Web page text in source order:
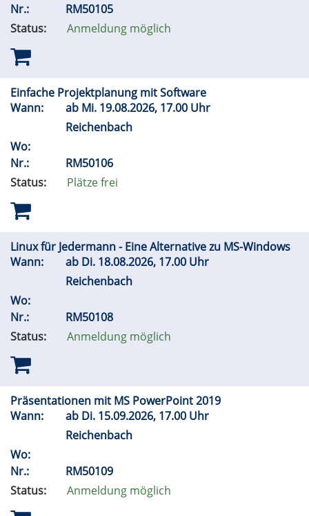
Nr.:
RM50105
Status:
Anmeldung möglich
Einfache Projektplanung mit Software
Wann:
ab Mi. 19.08.2026, 17.00 Uhr
Reichenbach
Wo:
Nr.:
RM50106
Status:
Plätze frei
Linux für Jedermann - Eine Alternative zu MS-Windows
Wann:
ab Di. 18.08.2026, 17.00 Uhr
Reichenbach
Wo:
Nr.:
RM50108
Status:
Anmeldung möglich
Präsentationen mit MS PowerPoint 2019
Wann:
ab Di. 15.09.2026, 17.00 Uhr
Reichenbach
Wo:
Nr.:
RM50109
Status:
Anmeldung möglich